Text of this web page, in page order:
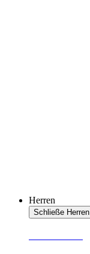
Herren
Schließe Herren